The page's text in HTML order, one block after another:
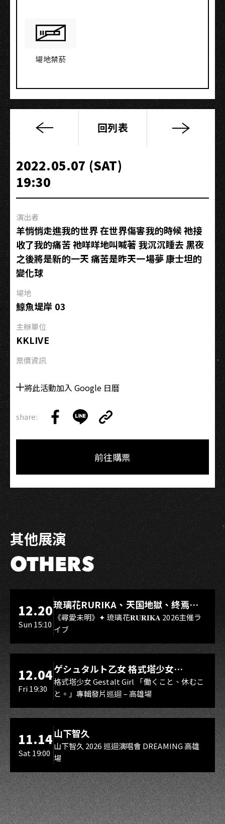
場地禁菸
【
龍
個
人
大
人
的
割
可
泣
】-
單
喜
Stand
Up
回列表
2022.05.07 (SAT)
19:30
演出者
羊悄悄走進我的世界 在世界傷害我的時候 祂接
收了我的痛苦 祂咩咩地叫喊著 我沉沉睡去 黑夜
之後將是新的一天 痛苦是昨天一場夢 康士坦的
變化球
場地
鯨魚堤岸 03
主辦單位
KKLIVE
票價資訊
將此活動加入 Google 日曆
share:
on
on
Link
Copy
前往購票
其他展演
OTHERS
LIVE WAREHOUSE 小庫
12.20
Sun 15:10
琉璃花RURIKA、天国地獄、終焉
Rebirth、DUALIA、無我夢中、花奏
スマイル（O.A.）
《尋愛未明》✦ 琉璃花𝐑𝐔𝐑𝐈𝐊𝐀 2026主催ラ
イブ
LIVE WAREHOUSE 小庫
12.04
Fri 19:30
ゲシュタルト乙女 格式塔少女
Gestalt Girl
格式塔少女 Gestalt Girl 「働くこと、休むこ
と。」專輯發片巡迴 – 高雄場
11.14
Sat 19:00
山下智久
山下智久 2026 巡迴演唱會 DREAMING 高雄
場